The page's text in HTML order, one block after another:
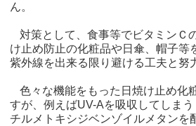
ん。
対策として、食事等でビタミンＣ
け止め防止の化粧品や日傘、帽子等
紫外線を出来る限り避ける工夫と努
色々な機能をもった日焼け止め化
すが、例えばUV-Aを吸収してしま
チルメトキシジベンゾイルメタンを